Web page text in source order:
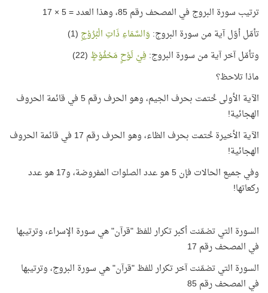
ترتيب سورة البروج في المصحف رقم 85، وهذا العدد = 5 × 17
تأمّل أوّل آية من سورة البروج: وَالسَّمَاءِ ذَاتِ الْبُرُوْجِ (1)
وتأمّل آخر آية من سورة البروج: فِيْ لَوْحٍ مَحْفُوْظٍ(22)
ماذا تلاحظ؟
الآية الأولى خُتمت بحرف الجيم، وهو الحرف رقم 5 في قائمة الحروف
الهجائية!
الآية الأخيرة خُتمت بحرف الظاء، وهو الحرف رقم 17 في قائمة الحروف
الهجائية!
وفي جميع الحالات فإن 5 هو عدد الصلوات المفروضة، و17 هو عدد
ركعاتها!
السورة التي تضمّنت أكبر تكرار للفظ "قرآن" هي سورة الإسراء، وترتيبها
في المصحف رقم 17
السورة التي تضمّنت آخر تكرار للفظ "قرآن" هي سورة البروج، وترتيبها
في المصحف رقم 85